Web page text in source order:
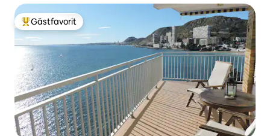
Populär gästfavorit
Gästfavorit